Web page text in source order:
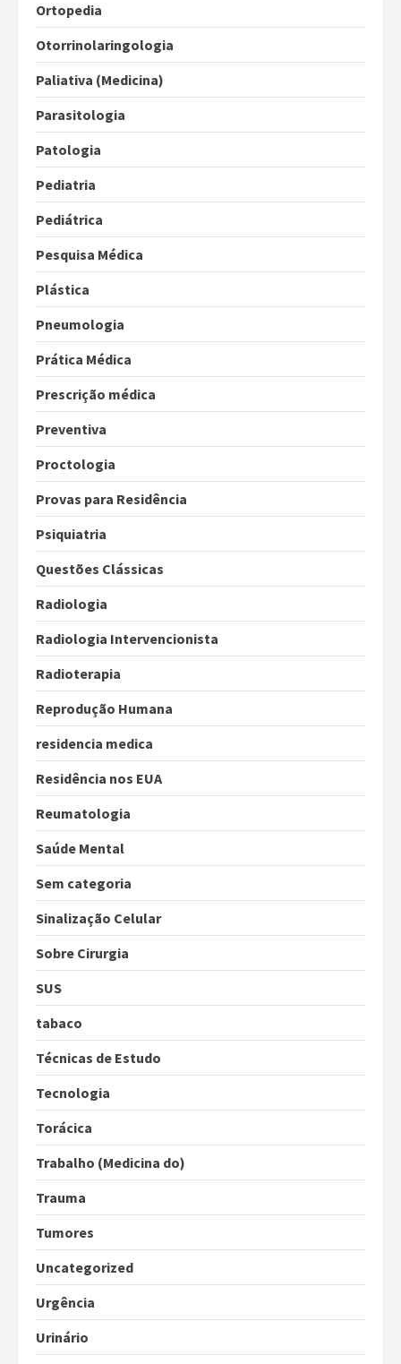
Ortopedia
Otorrinolaringologia
Paliativa (Medicina)
Parasitologia
Patologia
Pediatria
Pediátrica
Pesquisa Médica
Plástica
Pneumologia
Prática Médica
Prescrição médica
Preventiva
Proctologia
Provas para Residência
Psiquiatria
Questões Clássicas
Radiologia
Radiologia Intervencionista
Radioterapia
Reprodução Humana
residencia medica
Residência nos EUA
Reumatologia
Saúde Mental
Sem categoria
Sinalização Celular
Sobre Cirurgia
SUS
tabaco
Técnicas de Estudo
Tecnologia
Torácica
Trabalho (Medicina do)
Trauma
Tumores
Uncategorized
Urgência
Urinário